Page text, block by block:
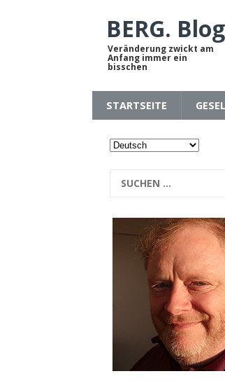
BERG. Blog
Veränderung zwickt am
Anfang immer ein
bisschen
STARTSEITE